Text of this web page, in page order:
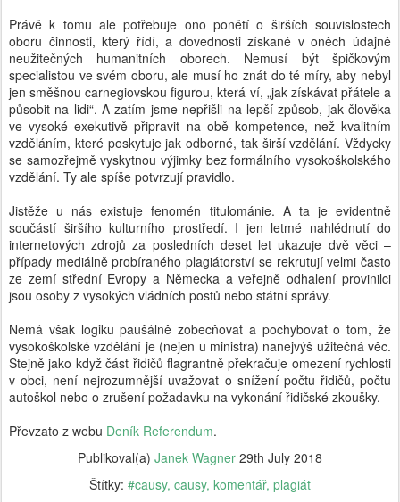
Právě k tomu ale potřebuje ono ponětí o širších souvislostech
oboru činnosti, který řídí, a dovednosti získané v oněch údajně
neužitečných humanitních oborech. Nemusí být špičkovým
specialistou ve svém oboru, ale musí ho znát do té míry, aby nebyl
jen směšnou carnegiovskou figurou, která ví, „jak získávat přátele a
působit na lidi“. A zatím jsme nepřišli na lepší způsob, jak člověka
ve vysoké exekutivě připravit na obě kompetence, než kvalitním
vzděláním, které poskytuje jak odborné, tak širší vzdělání. Vždycky
se samozřejmě vyskytnou výjimky bez formálního vysokoškolského
vzdělání. Ty ale spíše potvrzují pravidlo.
Jistěže u nás existuje fenomén titulománie. A ta je evidentně
součástí širšího kulturního prostředí. I jen letmé nahlédnutí do
internetových zdrojů za posledních deset let ukazuje dvě věci –
případy mediálně probíraného plagiátorství se rekrutují velmi často
ze zemí střední Evropy a Německa a veřejně odhalení provinilci
jsou osoby z vysokých vládních postů nebo státní správy.
Nemá však logiku paušálně zobecňovat a pochybovat o tom, že
vysokoškolské vzdělání je (nejen u ministra) nanejvýš užitečná věc.
Stejně jako když část řidičů flagrantně překračuje omezení rychlosti
v obci, není nejrozumnější uvažovat o snížení počtu řidičů, počtu
autoškol nebo o zrušení požadavku na vykonání řidičské zkoušky.
Převzato z webu Deník Referendum.
Publikoval(a) Janek Wagner 29th July 2018
Štítky: #causy causy komentář plagiát